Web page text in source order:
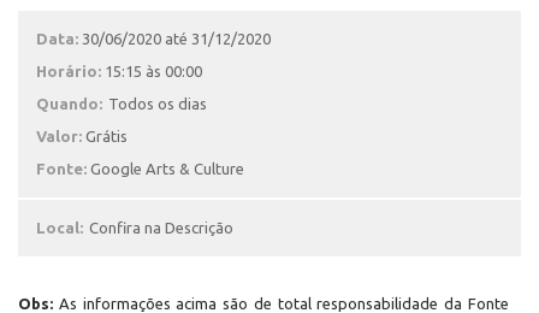
Data: 30/06/2020 até 31/12/2020
Horário: 15:15 às 00:00
Quando: Todos os dias
Valor: Grátis
Fonte: Google Arts & Culture
Local: Confira na Descrição
Obs: As informações acima são de total responsabilidade da Fonte